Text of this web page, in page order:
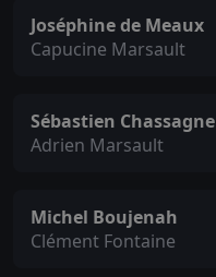
Joséphine de Meaux
Capucine Marsault
Sébastien Chassagne
Adrien Marsault
Michel Boujenah
Clément Fontaine